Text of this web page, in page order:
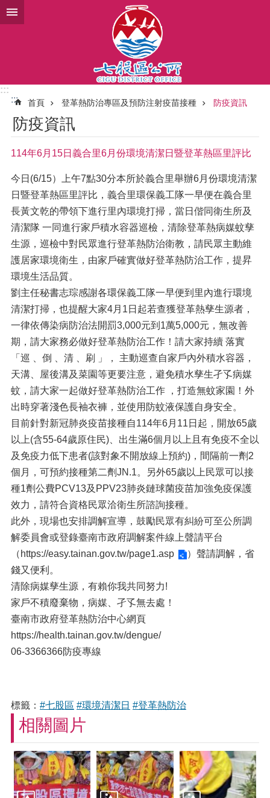
跳到主要內容區塊
:::
:::
首頁 登革熱防治專區及預防注射疫苗接種 防疫資訊
防疫資訊
114年6月15日義合里6月份環境清潔日暨登革熱區里評比
今日(6/15）上午7點30分本所於義合里舉辦6月份環境清潔
日暨登革熱區里評比，義合里環保義工隊一早便在義合里
長黃文乾的帶領下進行里內環境打掃，當日偕同衛生所及
清潔隊 一同進行家戶積水容器巡檢，清除登革熱病媒蚊孳
生源，巡檢中對民眾進行登革熱防治衛教，請民眾主動維
護居家環境衛生，由家戶確實做好登革熱防治工作，提昇
環境生活品質。
劉主任秘書志琮感謝各環保義工隊一早便到里內進行環境
清潔打掃，也提醒大家4月1日起若查獲登革熱孳生源者，
一律依傳染病防治法開罰3,000元到1萬5,000元，無改善
期，請大家務必做好登革熱防治工作！請大家持續 落實
「巡 、倒 、清 、刷 」， 主動巡查自家戶內外積水容器，
天溝、屋後溝及菜園等更要注意，避免積水孳生孑孓病媒
蚊，請大家一起做好登革熱防治工作 ，打造無蚊家園！外
出時穿著淺色長袖衣褲，並使用防蚊液保護自身安全。
目前針對新冠肺炎疫苗接種自114年6月11日起，開放65歲
以上(含55-64歲原住民)、出生滿6個月以上且有免疫不全以
及免疫力低下患者(該對象不開放線上預約)，間隔前一劑2
個月，可預約接種第二劑JN.1。另外65歲以上民眾可以接
種1劑公費PCV13及PPV23肺炎鏈球菌疫苗加強免疫保護
效力，請符合資格民眾洽衛生所諮詢接種。
此外，現場也安排調解宣導，鼓勵民眾有糾紛可至公所調
解委員會或登錄臺南市政府調解案件線上聲請平台
（ https://easy.tainan.gov.tw/page1.asp
）聲請調解，省
錢又便利。
清除病媒孳生源，有賴你我共同努力!
家戶不積廢棄物，病媒、孑孓無去處！
臺南市政府登革熱防治中心網頁
https://health.tainan.gov.tw/dengue/
06-3366366防疫專線
標籤： #七股區 #環境清潔日 #登革熱防治
相關圖片